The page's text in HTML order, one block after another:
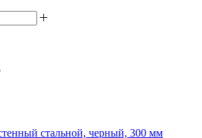
стальной, черный, 300 мм